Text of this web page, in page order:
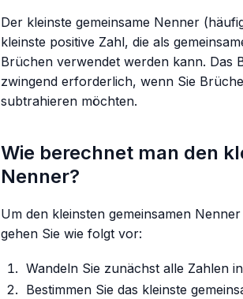
Der kleinste gemeinsame Nenner
kleinste positive Zahl, die als
Brüchen verwendet werden kann. Das
zwingend erforderlich, wenn Sie
subtrahieren möchten.
Wie berechnet man den
Nenner?
Um den kleinsten gemeinsamen
gehen Sie wie folgt vor:
Wandeln Sie zunächst alle Zahlen
Bestimmen Sie das kleinste